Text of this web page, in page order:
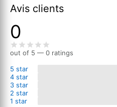
Avis clients
0
out of 5 — 0 ratings
5 star
4 star
3 star
2 star
1 star